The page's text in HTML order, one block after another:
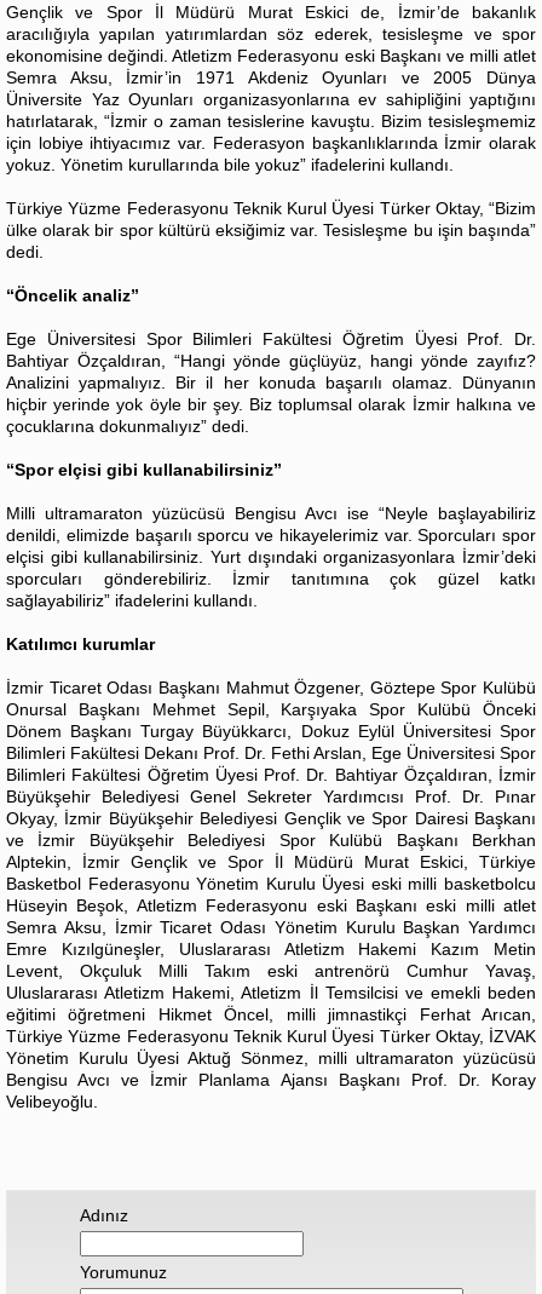
Gençlik ve Spor İl Müdürü Murat Eskici de, İzmir’de bakanlık
aracılığıyla yapılan yatırımlardan söz ederek, tesisleşme ve spor
ekonomisine değindi. Atletizm Federasyonu eski Başkanı ve milli atlet
Semra Aksu, İzmir’in 1971 Akdeniz Oyunları ve 2005 Dünya
Üniversite Yaz Oyunları organizasyonlarına ev sahipliğini yaptığını
hatırlatarak, “İzmir o zaman tesislerine kavuştu. Bizim tesisleşmemiz
için lobiye ihtiyacımız var. Federasyon başkanlıklarında İzmir olarak
yokuz. Yönetim kurullarında bile yokuz” ifadelerini kullandı.
Türkiye Yüzme Federasyonu Teknik Kurul Üyesi Türker Oktay, “Bizim
ülke olarak bir spor kültürü eksiğimiz var. Tesisleşme bu işin başında”
dedi.
“Öncelik analiz”
Ege Üniversitesi Spor Bilimleri Fakültesi Öğretim Üyesi Prof. Dr.
Bahtiyar Özçaldıran, “Hangi yönde güçlüyüz, hangi yönde zayıfız?
Analizini yapmalıyız. Bir il her konuda başarılı olamaz. Dünyanın
hiçbir yerinde yok öyle bir şey. Biz toplumsal olarak İzmir halkına ve
çocuklarına dokunmalıyız” dedi.
“Spor elçisi gibi kullanabilirsiniz”
Milli ultramaraton yüzücüsü Bengisu Avcı ise “Neyle başlayabiliriz
denildi, elimizde başarılı sporcu ve hikayelerimiz var. Sporcuları spor
elçisi gibi kullanabilirsiniz. Yurt dışındaki organizasyonlara İzmir’deki
sporcuları gönderebiliriz. İzmir tanıtımına çok güzel katkı
sağlayabiliriz” ifadelerini kullandı.
Katılımcı kurumlar
İzmir Ticaret Odası Başkanı Mahmut Özgener, Göztepe Spor Kulübü
Onursal Başkanı Mehmet Sepil, Karşıyaka Spor Kulübü Önceki
Dönem Başkanı Turgay Büyükkarcı, Dokuz Eylül Üniversitesi Spor
Bilimleri Fakültesi Dekanı Prof. Dr. Fethi Arslan, Ege Üniversitesi Spor
Bilimleri Fakültesi Öğretim Üyesi Prof. Dr. Bahtiyar Özçaldıran, İzmir
Büyükşehir Belediyesi Genel Sekreter Yardımcısı Prof. Dr. Pınar
Okyay, İzmir Büyükşehir Belediyesi Gençlik ve Spor Dairesi Başkanı
ve İzmir Büyükşehir Belediyesi Spor Kulübü Başkanı Berkhan
Alptekin, İzmir Gençlik ve Spor İl Müdürü Murat Eskici, Türkiye
Basketbol Federasyonu Yönetim Kurulu Üyesi eski milli basketbolcu
Hüseyin Beşok, Atletizm Federasyonu eski Başkanı eski milli atlet
Semra Aksu, İzmir Ticaret Odası Yönetim Kurulu Başkan Yardımcı
Emre Kızılgüneşler, Uluslararası Atletizm Hakemi Kazım Metin
Levent, Okçuluk Milli Takım eski antrenörü Cumhur Yavaş,
Uluslararası Atletizm Hakemi, Atletizm İl Temsilcisi ve emekli beden
eğitimi öğretmeni Hikmet Öncel, milli jimnastikçi Ferhat Arıcan,
Türkiye Yüzme Federasyonu Teknik Kurul Üyesi Türker Oktay, İZVAK
Yönetim Kurulu Üyesi Aktuğ Sönmez, milli ultramaraton yüzücüsü
Bengisu Avcı ve İzmir Planlama Ajansı Başkanı Prof. Dr. Koray
Velibeyoğlu.
Adınız
Yorumunuz